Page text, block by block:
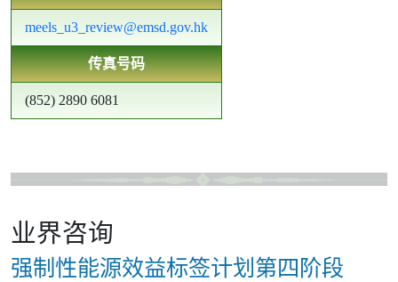
meels_u3_review@emsd.gov.hk
传真号码
(852) 2890 6081
业界咨询
强制性能源效益标签计划第四阶段